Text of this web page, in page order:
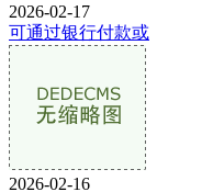
2026-02-17
可通过银行付款或
2026-02-16